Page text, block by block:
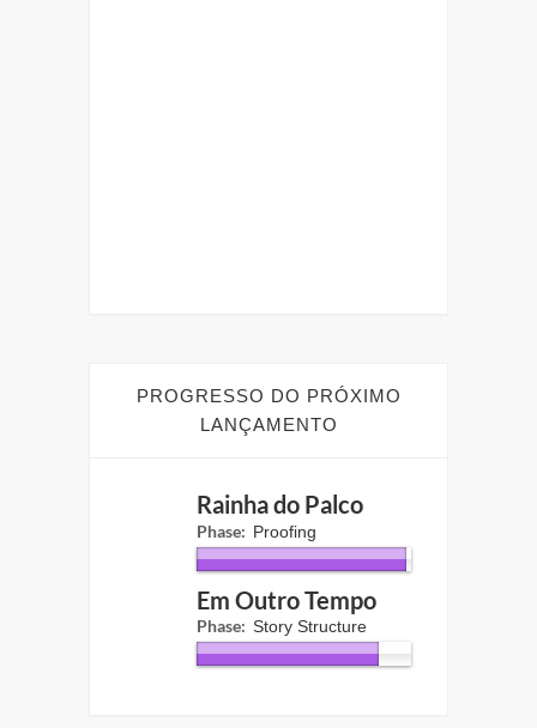
PROGRESSO DO PRÓXIMO
LANÇAMENTO
Rainha do Palco
Phase: Proofing
Em Outro Tempo
Phase: Story Structure